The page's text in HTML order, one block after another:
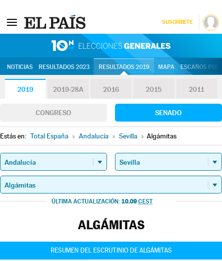
SUSCRÍBETE
NOTICIAS RESULTADOS 2023 RESULTADOS 2019 MAPA ESCAÑOS
2019 2019-28A 2016 2015 2011
CONGRESO SENADO
Estás en: Total España » Andalucía » Sevilla » Algámitas
ÚLTIMA ACTUALIZACIÓN: 10.09 CEST
ALGÁMITAS
RESUMEN DEL ESCRUTINIO DE ALGÁMITAS